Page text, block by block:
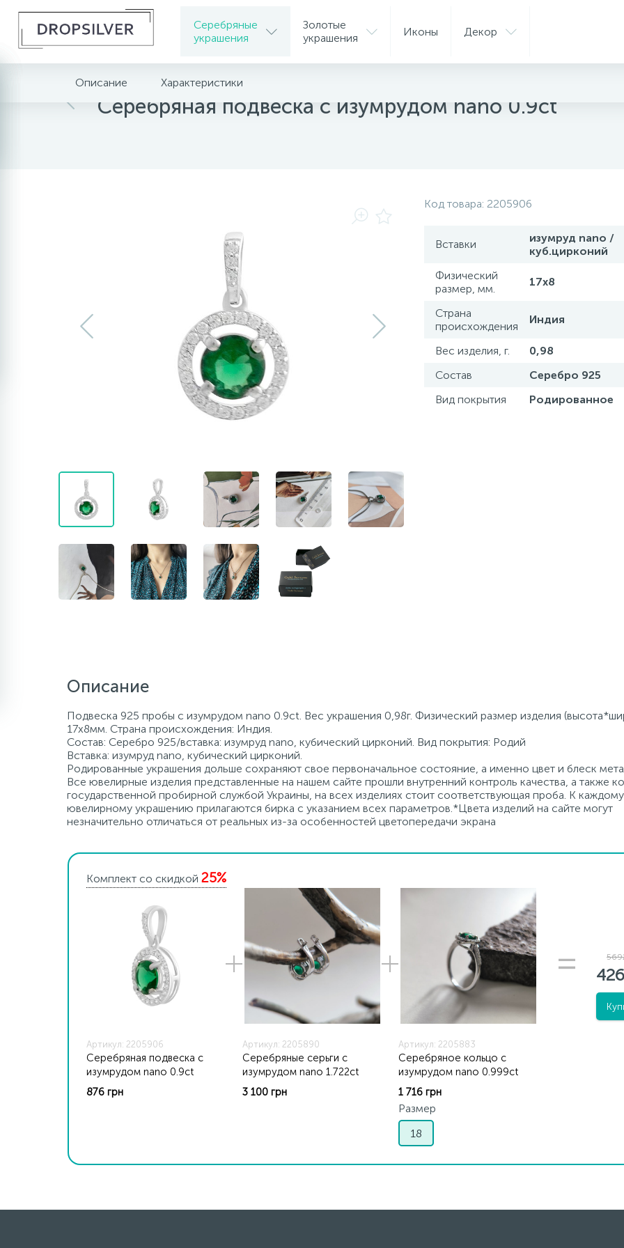
Серебряные
украшения
Золотые
украшения
Иконы Декор
Главная Серебряные украшения
Серебряная подвеска с изумрудом nano 0.9ct
Описание Характеристики
Код товара: 2205906
Вставки
изумруд nano /
куб.цирконий
Физический
размер, мм.
17х8
Страна
происхождения
Индия
Вес изделия, г.
0,98
Состав
Серебро 925
Вид покрытия
Родированное
Описание
Подвеска 925 пробы с изумрудом nano 0.9ct. Вес украшения 0,98г. Физический размер изделия
17х8мм. Страна происхождения: Индия.
Состав: Серебро 925/вставка: изумруд nano, кубический цирконий. Вид покрытия: Родий
Вставка: изумруд nano, кубический цирконий.
Родированные украшения дольше сохраняют свое первоначальное состояние, а именно цвет и блеск
Все ювелирные изделия представленные на нашем сайте прошли внутренний контроль качества, а также
государственной пробирной службой Украины, на всех изделиях стоит соответствующая проба. К каждому
ювелирному украшению прилагаются бирка с указанием всех параметров.*Цвета изделий на сайте могут
незначительно отличаться от реальных из-за особенностей цветопередачи экрана
Комплект со скидкой 25%
Артикул: 2205906
Серебряная подвеска с
изумрудом nano 0.9ct
876 грн
Артикул: 2205890
Серебряные серьги с
изумрудом nano 1.722ct
3 100 грн
Артикул: 2205883
Серебряное кольцо с
изумрудом nano 0.999ct
1 716 грн
Размер
18